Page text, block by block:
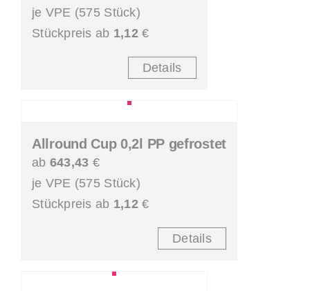
je VPE (575 Stück)
Stückpreis ab 1,12€
Details
Allround Cup 0,2l PP gefrostet
ab 643,43 €
je VPE (575 Stück)
Stückpreis ab 1,12€
Details